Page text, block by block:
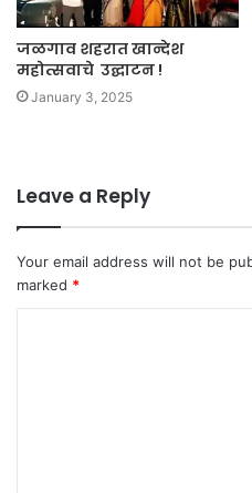
जळगाव शहरात खान्देश
महोत्सवाचे उद्घाटन !
January 3, 2025
Leave a Reply
Your email address will not be
marked *